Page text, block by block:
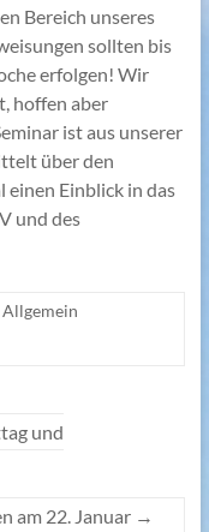
Bereich unseres
sollten bis
erfolgen! Wir
hoffen aber
ist aus unserer
über den
einen Einblick in das
und des
Allgemein
und
am 22. Januar →